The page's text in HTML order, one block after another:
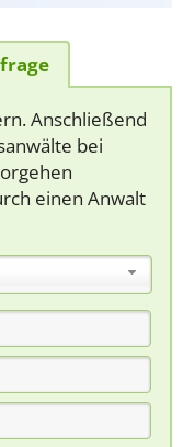
Anschließend
bei
einen Anwalt